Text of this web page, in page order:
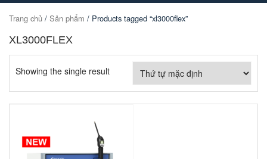
navigation
Trang chủ / Sản phẩm / Products tagged “xl3000flex”
XL3000FLEX
Showing the single result